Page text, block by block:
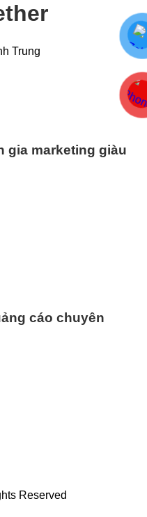
Trung
gia marketing giàu
cáo chuyên
Reserved